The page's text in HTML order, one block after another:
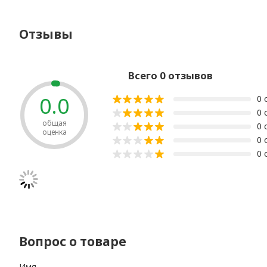
Отзывы
0.0
общая
оценка
Всего 0 отзывов
0
0
0
0
0
Вопрос о товаре